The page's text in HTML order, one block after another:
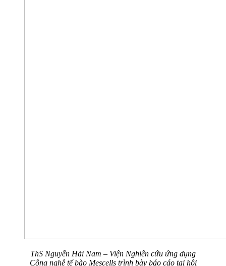
ThS Nguyễn Hải Nam – Viện Nghiên cứu ứng dụng
Công nghệ tế bào Mescells trình bày báo cáo tại hội